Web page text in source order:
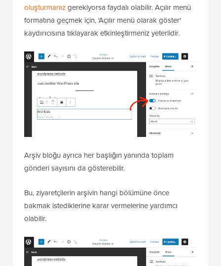
oluşturmanızgerekiyorsa faydalı olabilir. Açılır menü
formatına geçmek için, 'Açılır menü olarak göster'
kaydırıcısına tıklayarak etkinleştirmeniz yeterlidir.
Arşiv bloğu ayrıca her başlığın yanında toplam
gönderi sayısını da gösterebilir.
Bu, ziyaretçilerin arşivin hangi bölümüne önce
bakmak istediklerine karar vermelerine yardımcı
olabilir.